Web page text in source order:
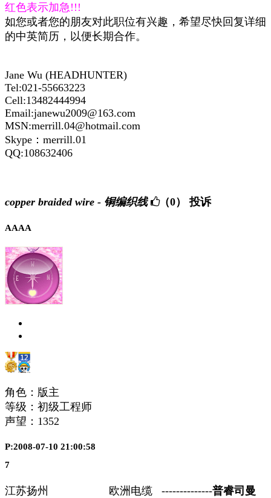
红色表示加急!!!
如您或者您的朋友对此职位有兴趣，希望尽快回复详细
的中英简历，以便长期合作。
Jane Wu (HEADHUNTER)
Tel:021-55663223
Cell:13482444994
Email:janewu2009@163.com
MSN:merrill.04@hotmail.com
Skype ： merrill.01
QQ:108632406
copper braided wire - 铜编织线 （0） 投诉
AAAA
角色：版主
等级：初级工程师
声望： 1352
P:2008-07-10 21:00:58
7
江苏扬州 欧洲电缆 --------------普睿司曼